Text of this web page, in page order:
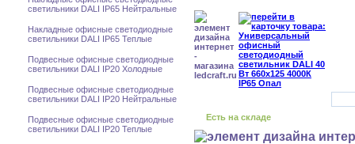
светильники DALI IP65 Нейтральные
Накладные офисные светодиодные
светильники DALI IP65 Теплые
Подвесные офисные светодиодные
светильники DALI IP20 Холодные
Подвесные офисные светодиодные
светильники DALI IP20 Нейтральные
Подвесные офисные светодиодные
светильники DALI IP20 Теплые
Есть на складе